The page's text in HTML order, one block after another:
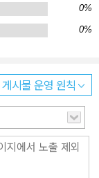
는 상상을 했다. 기
서 울고 있는 모습,
간은 점점 다가오
만, 아파트 단지 내
앞에 구세주처럼
처럼’(89쪽) 반가
0%
0%
게시물 운영 원칙